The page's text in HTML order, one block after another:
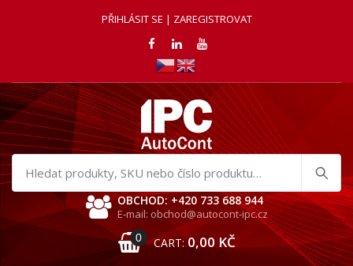
PŘIHLÁSIT SE | ZAREGISTROVAT
Hledat
produkty
OBCHOD: +420 733 688 944
E-mail: obchod@autocont-ipc.cz
0 CART: 0,00 KČ